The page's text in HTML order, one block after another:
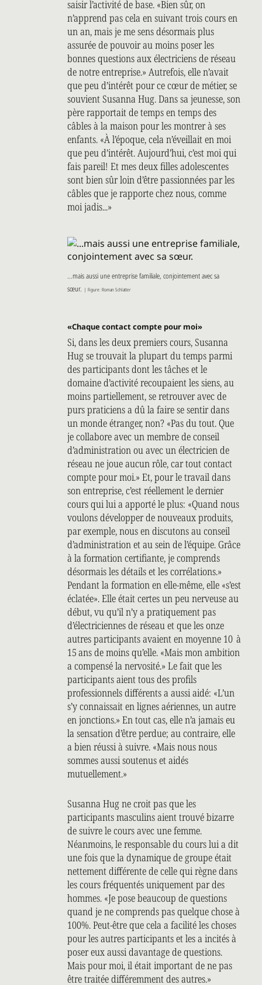
saisir l’activité de base. «Bien sûr, on
n’apprend pas cela en suivant trois cours en
un an, mais je me sens désormais plus
assurée de pouvoir au moins poser les
bonnes questions aux électriciens de réseau
de notre entreprise.» Autrefois, elle n’avait
que peu d’intérêt pour ce cœur de métier, se
souvient Susanna Hug. Dans sa jeunesse, son
père rapportait de temps en temps des
câbles à la maison pour les montrer à ses
enfants. «À l’époque, cela n’éveillait en moi
que peu d’intérêt. Aujourd’hui, c’est moi qui
fais pareil! Et mes deux filles adolescentes
sont bien sûr loin d’être passionnées par les
câbles que je rapporte chez nous, comme
moi jadis...»
...mais aussi une entreprise familiale, conjointement avec sa
sœur. | Figure: Roman Schlatter
«Chaque contact compte pour moi»
Si, dans les deux premiers cours, Susanna
Hug se trouvait la plupart du temps parmi
des participants dont les tâches et le
domaine d’activité recoupaient les siens, au
moins partiellement, se retrouver avec de
purs praticiens a dû la faire se sentir dans
un monde étranger, non? «Pas du tout. Que
je collabore avec un membre de conseil
d’administration ou avec un électricien de
réseau ne joue aucun rôle, car tout contact
compte pour moi.» Et, pour le travail dans
son entreprise, c’est réellement le dernier
cours qui lui a apporté le plus: «Quand nous
voulons développer de nouveaux produits,
par exemple, nous en discutons au conseil
d’administration et au sein de l’équipe. Grâce
à la formation certifiante, je comprends
désormais les détails et les corrélations.»
Pendant la formation en elle-même, elle «s’est
éclatée». Elle était certes un peu nerveuse au
début, vu qu’il n’y a pratiquement pas
d’électriciennes de réseau et que les onze
autres participants avaient en moyenne 10 à
15 ans de moins qu’elle. «Mais mon ambition
a compensé la nervosité.» Le fait que les
participants aient tous des profils
professionnels différents a aussi aidé: «L’un
s’y connaissait en lignes aériennes, un autre
en jonctions.» En tout cas, elle n’a jamais eu
la sensation d’être perdue; au contraire, elle
a bien réussi à suivre. «Mais nous nous
sommes aussi soutenus et aidés
mutuellement.»
Susanna Hug ne croit pas que les
participants masculins aient trouvé bizarre
de suivre le cours avec une femme.
Néanmoins, le responsable du cours lui a dit
une fois que la dynamique de groupe était
nettement différente de celle qui règne dans
les cours fréquentés uniquement par des
hommes. «Je pose beaucoup de questions
quand je ne comprends pas quelque chose à
100%. Peut-être que cela a facilité les choses
pour les autres participants et les a incités à
poser eux aussi davantage de questions.
Mais pour moi, il était important de ne pas
être traitée différemment des autres.»